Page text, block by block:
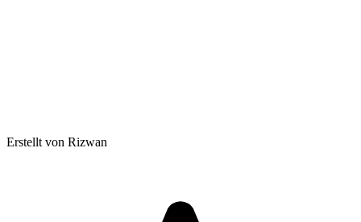
Erstellt von Rizwan